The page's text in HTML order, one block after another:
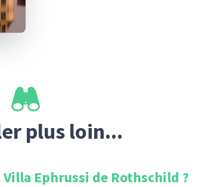
plus loin...
Villa Ephrussi de Rothschild ?